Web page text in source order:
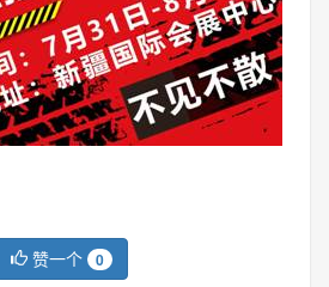
赞一个 0